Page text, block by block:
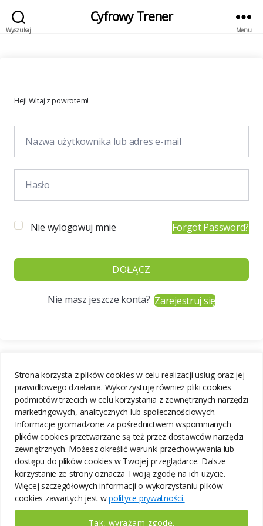
Strona korzysta z plików cookies w celu realizacji usług oraz jej
prawidłowego działania. Wykorzystuję również pliki cookies
podmiotów trzecich w celu korzystania z zewnętrznych narzędzi
marketingowych, analitycznych lub społecznościowych.
Informacje gromadzone za pośrednictwem wspomnianych
plików cookies przetwarzane są też przez dostawców narzędzi
zewnętrznych. Możesz określić warunki przechowywania lub
dostępu do plików cookies w Twojej przeglądarce. Dalsze
korzystanie ze strony oznacza Twoją zgodę na ich użycie.
Więcej szczegółowych informacji o wykorzystaniu plików
cookies zawartych jest wpolityce prywatności.
Tak, wyrażam zgodę.
Wyszukaj
Cyfrowy Trener
Menu
Hej! Witaj z powrotem!
Nie wylogowuj mnie Forgot Password?
DOŁĄCZ
Nie masz jeszcze konta?Zarejestruj się